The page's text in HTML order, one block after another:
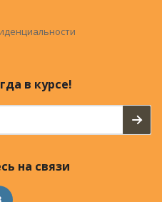
в курсе!
на связи